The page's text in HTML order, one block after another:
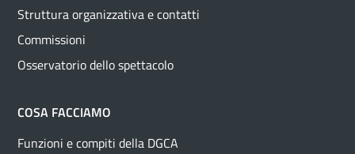
Struttura organizzativa e contatti
Commissioni
Osservatorio dello spettacolo
COSA FACCIAMO
Funzioni e compiti della DGCA